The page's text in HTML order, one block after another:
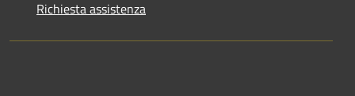
Richiesta assistenza